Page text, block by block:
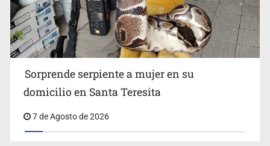
Detienen a tres miembros de red transnacional de
tráfico de personas
Sorprende serpiente a mujer en su
domicilio en Santa Teresita
7 de Agosto de 2026